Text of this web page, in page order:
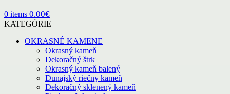
0 items 0.00€
KATEGÓRIE
OKRASNÉ KAMENE
Okrasný kameň
Dekoračný štrk
Okrasný kameň balený
Dunajský riečny kameň
Dekoračný sklenený kameň